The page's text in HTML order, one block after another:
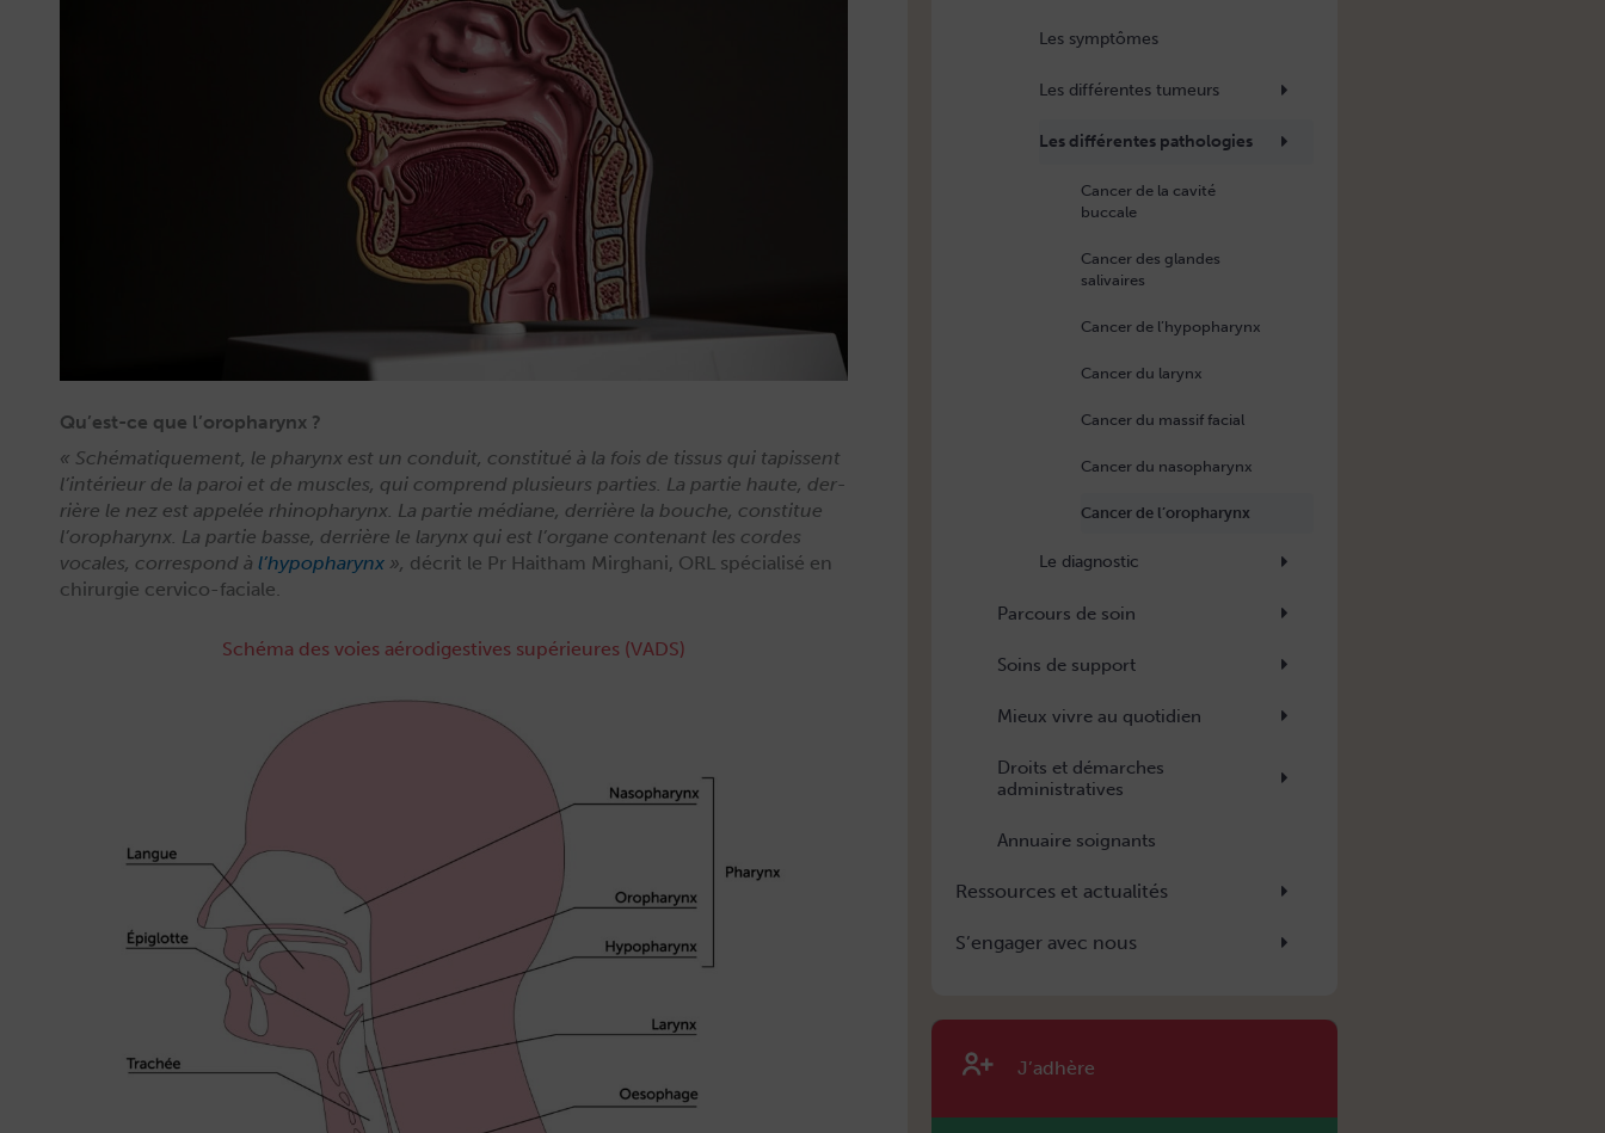
Qu’est-ce que l’oropharynx ?
« Sché­ma­tique­ment, le phar­ynx est un con­duit, con­sti­tué à la fois de tis­sus qui tapis­sent
l’in­térieur de la paroi et de mus­cles, qui com­prend plusieurs par­ties. La par­tie haute, der­
rière le nez est appelée rhinophar­ynx. La par­tie médi­ane, der­rière la bouche, con­stitue
l’oropharynx. La par­tie basse, der­rière le lar­ynx qui est l’organe con­tenant les cordes
vocales, cor­re­spond à l’hypopharynx », décrit le Pr Haitham Mirghani, ORL spé­cial­isé en
chirurgie cervico-faciale.
Schéma des voies aérodigestives supérieures (VADS)
Les symptômes
Les différentes tumeurs
Les différentes pathologies
Cancer de la cavité
buccale
Cancer des glandes
salivaires
Cancer de l’hypopharynx
Cancer du larynx
Cancer du massif facial
Cancer du nasopharynx
Cancer de l’oropharynx
Le diagnostic
Parcours de soin
Soins de support
Mieux vivre au quotidien
Droits et démarches
administratives
Annuaire soignants
Ressources et actualités
S’engager avec nous
J’adhère